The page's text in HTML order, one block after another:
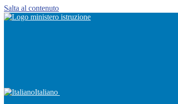
Salta al contenuto
Italiano